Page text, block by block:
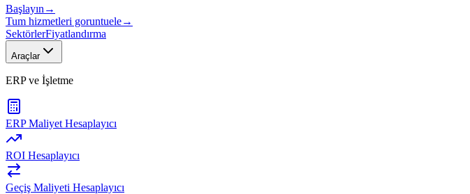
Başlayın →
Tum hizmetleri goruntuele→
SektörlerFiyatlandırma
Araçlar
ERP ve İşletme
ERP Maliyet Hesaplayıcı
ROI Hesaplayıcı
Geçiş Maliyeti Hesaplayıcı